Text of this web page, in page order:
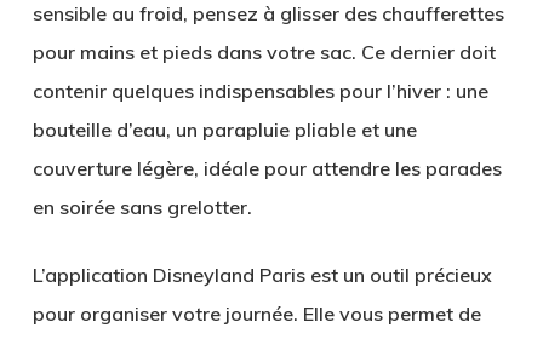
sensible au froid, pensez à glisser des chaufferettes
pour mains et pieds dans votre sac. Ce dernier doit
contenir quelques indispensables pour l’hiver : une
bouteille d’eau, un parapluie pliable et une
couverture légère, idéale pour attendre les parades
en soirée sans grelotter.
L’application Disneyland Paris est un outil précieux
pour organiser votre journée. Elle vous permet de